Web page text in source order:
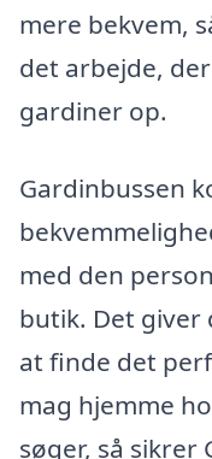
mere bekvem,
det arbejde,
gardiner op.
Gardinbussen
med den
butik. Det giver
at finde det
mag hjemme
søger, så sikrer